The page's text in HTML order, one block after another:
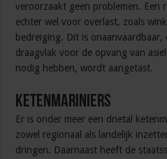
veroorzaakt geen problemen. Een
echter wel voor overlast, zoals
bedreiging. Dit is
draagvlak voor de opvang van
nodig hebben, wordt aangetast.
Ketenmariniers
Er is onder meer een drietal
zowel regionaal als landelijk
dringen. Daarnaast heeft de